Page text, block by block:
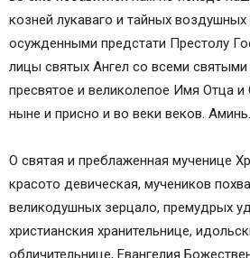
козней лукаваго и тайных воздушных
осужденными предстати Престолу
лицы святых Ангел со всеми святыми
пресвятое и великолепое Имя Отца
ныне и присно и во веки веков. Аминь.
О святая и преблаженная мученице
красото девическая, мучеников
великодушных зерцало, премудрых
христианския хранительнице,
обличительнице, Евангелия